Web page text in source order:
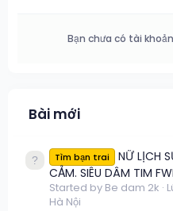
Bạn chưa có tài
Bài mới
Tìm bạn trai
NỮ LỊCH
CẢM. SIÊU DÂM TIM
Started by Be dam 2k
Hà Nội